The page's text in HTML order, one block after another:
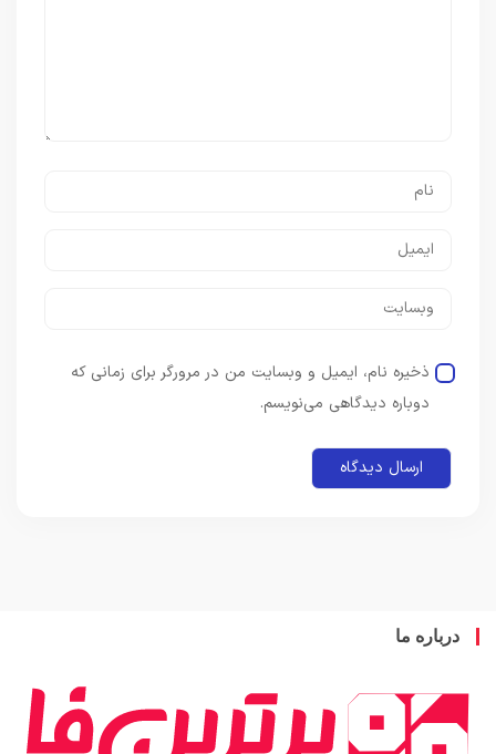
ذخیره نام، ایمیل و وبسایت من در مرورگر برای زمانی که
دوباره دیدگاهی می‌نویسم.
ما